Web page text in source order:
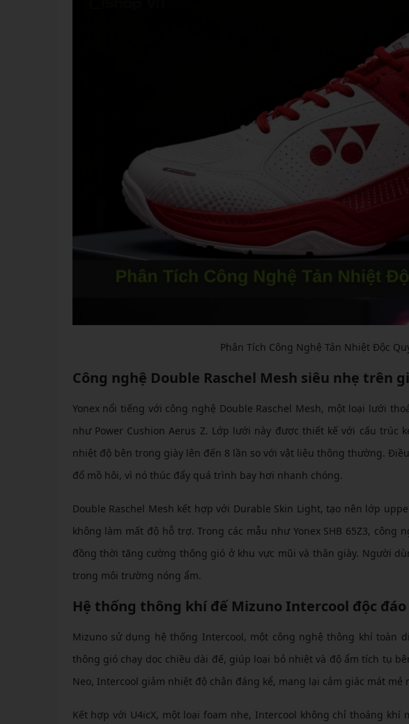
Phân Tích Công Nghệ Tản Nhiệt Độc
Công nghệ Double Raschel Mesh siêu nhẹ trên
Yonex nổi tiếng với công nghệ Double Raschel Mesh, một loại lưới
như Power Cushion Aerus Z. Lớp lưới này được thiết kế với cấu
nhiệt độ bên trong giày lên đến 8 lần so với vật liệu thông thường.
đổ mồ hôi, vì nó thúc đẩy quá trình bay hơi nhanh chóng.
Double Raschel Mesh kết hợp với Durable Skin Light, tạo nên lớp
không làm mất độ hỗ trợ. Trong các mẫu như Yonex SHB 65Z3,
đồng thời tăng cường thông gió ở khu vực mũi và thân giày. Người
trong môi trường nóng ẩm.
Hệ thống thông khí đế Mizuno Intercool độc đáo
Mizuno sử dụng hệ thống Intercool, một công nghệ thông khí toàn
thông gió chạy dọc chiều dài đế, giúp loại bỏ nhiệt và độ ẩm tích tụ
Neo, Intercool giảm nhiệt độ chân đáng kể, mang lại cảm giác mát mẻ
Kết hợp với U4icX, một loại foam nhẹ, Intercool không chỉ thoáng